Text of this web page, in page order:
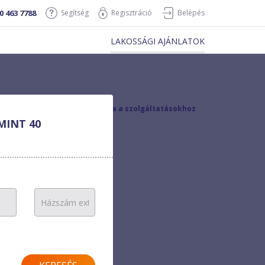
463 7788 Segítség Regisztráció Belépés
LAKOSSÁGI AJÁNLATOK
vissza a szolgáltatásokhoz
40